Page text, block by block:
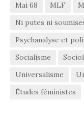
Mai 68
MLF
Ni putes ni
Psychanalyse et
Socialisme
Universalisme
Études féministes